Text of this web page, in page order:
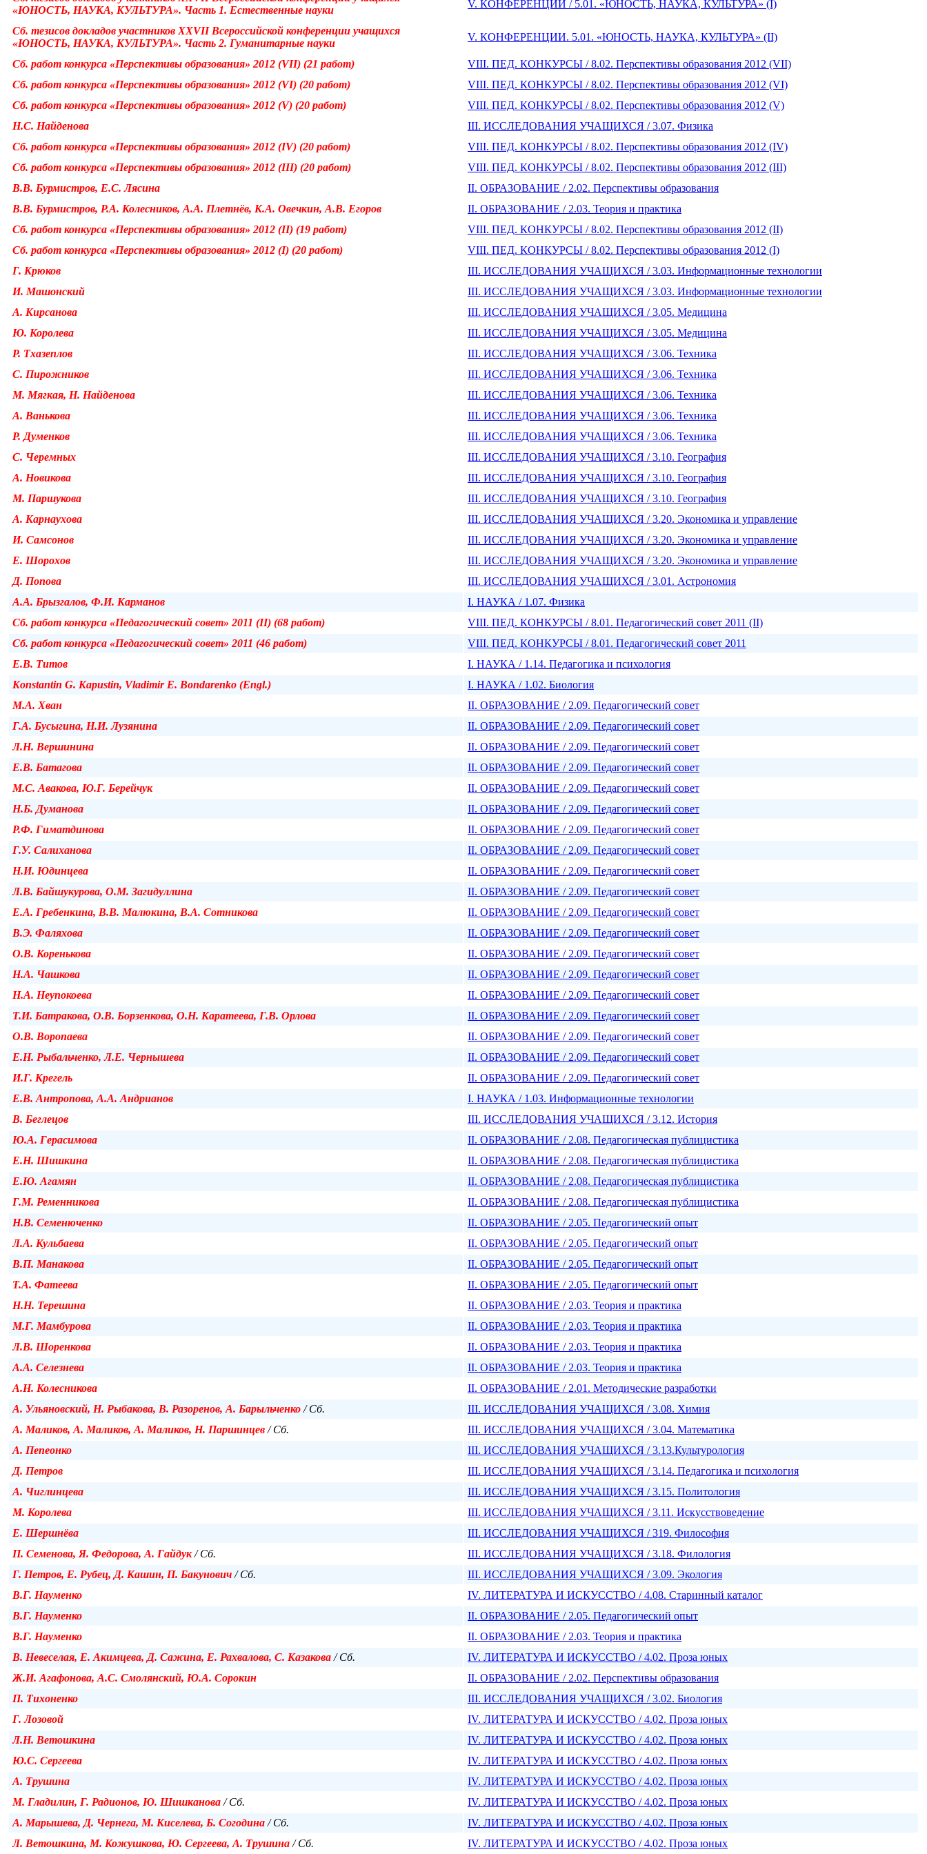
«ЮНОСТЬ, НАУКА, КУЛЬТУРА». Часть 1. Естественные науки
V. КОНФЕРЕНЦИИ / 5.01. «ЮНОСТЬ, НАУКА, КУЛЬТУРА» (I)
Сб. тезисов докладов участников XXVII Всероссийской конференции учащихся
«ЮНОСТЬ, НАУКА, КУЛЬТУРА». Часть 2. Гуманитарные науки
V. КОНФЕРЕНЦИИ. 5.01. «ЮНОСТЬ, НАУКА, КУЛЬТУРА» (II)
Сб. работ конкурса «Перспективы образования» 2012 (VII) (21 работ)
VIII. ПЕД. КОНКУРСЫ / 8.02. Перспективы образования 2012 (VII)
Сб. работ конкурса «Перспективы образования» 2012 (VI) (20 работ)
VIII. ПЕД. КОНКУРСЫ / 8.02. Перспективы образования 2012 (VI)
Сб. работ конкурса «Перспективы образования» 2012 (V) (20 работ)
VIII. ПЕД. КОНКУРСЫ / 8.02. Перспективы образования 2012 (V)
Н.С. Найденова
III. ИССЛЕДОВАНИЯ УЧАЩИХСЯ / 3.07. Физика
Сб. работ конкурса «Перспективы образования» 2012 (IV) (20 работ)
VIII. ПЕД. КОНКУРСЫ / 8.02. Перспективы образования 2012 (IV)
Сб. работ конкурса «Перспективы образования» 2012 (III) (20 работ)
VIII. ПЕД. КОНКУРСЫ / 8.02. Перспективы образования 2012 (III)
В.В. Бурмистров, Е.С. Лясина
II. ОБРАЗОВАНИЕ / 2.02. Перспективы образования
В.В. Бурмистров, Р.А. Колесников, А.А. Плетнёв, К.А. Овечкин, А.В. Егоров
II. ОБРАЗОВАНИЕ / 2.03. Теория и практика
Сб. работ конкурса «Перспективы образования» 2012 (II) (19 работ)
VIII. ПЕД. КОНКУРСЫ / 8.02. Перспективы образования 2012 (II)
Сб. работ конкурса «Перспективы образования» 2012 (I) (20 работ)
VIII. ПЕД. КОНКУРСЫ / 8.02. Перспективы образования 2012 (I)
Г. Крюков
III. ИССЛЕДОВАНИЯ УЧАЩИХСЯ / 3.03. Информационные технологии
И. Машонский
III. ИССЛЕДОВАНИЯ УЧАЩИХСЯ / 3.03. Информационные технологии
А. Кирсанова
III. ИССЛЕДОВАНИЯ УЧАЩИХСЯ / 3.05. Медицина
Ю. Королева
III. ИССЛЕДОВАНИЯ УЧАЩИХСЯ / 3.05. Медицина
Р. Тхазеплов
III. ИССЛЕДОВАНИЯ УЧАЩИХСЯ / 3.06. Техника
С. Пирожников
III. ИССЛЕДОВАНИЯ УЧАЩИХСЯ / 3.06. Техника
М. Мягкая, Н. Найденова
III. ИССЛЕДОВАНИЯ УЧАЩИХСЯ / 3.06. Техника
А. Ванькова
III. ИССЛЕДОВАНИЯ УЧАЩИХСЯ / 3.06. Техника
Р. Думенков
III. ИССЛЕДОВАНИЯ УЧАЩИХСЯ / 3.06. Техника
С. Черемных
III. ИССЛЕДОВАНИЯ УЧАЩИХСЯ / 3.10. География
А. Новикова
III. ИССЛЕДОВАНИЯ УЧАЩИХСЯ / 3.10. География
М. Паршукова
III. ИССЛЕДОВАНИЯ УЧАЩИХСЯ / 3.10. География
А. Карнаухова
III. ИССЛЕДОВАНИЯ УЧАЩИХСЯ / 3.20. Экономика и управление
И. Самсонов
III. ИССЛЕДОВАНИЯ УЧАЩИХСЯ / 3.20. Экономика и управление
Е. Шорохов
III. ИССЛЕДОВАНИЯ УЧАЩИХСЯ / 3.20. Экономика и управление
Д. Попова
III. ИССЛЕДОВАНИЯ УЧАЩИХСЯ / 3.01. Астрономия
А.А. Брызгалов, Ф.И. Карманов
I. НАУКА / 1.07. Физика
Сб. работ конкурса «Педагогический совет» 2011 (II) (68 работ)
VIII. ПЕД. КОНКУРСЫ / 8.01. Педагогический совет 2011 (II)
Сб. работ конкурса «Педагогический совет» 2011 (46 работ)
VIII. ПЕД. КОНКУРСЫ / 8.01. Педагогический совет 2011
Е.В. Титов
I. НАУКА / 1.14. Педагогика и психология
Konstantin G. Kapustin, Vladimir E. Bondarenko (Engl.)
I. НАУКА / 1.02. Биология
М.А. Хван
II. ОБРАЗОВАНИЕ / 2.09. Педагогический совет
Г.А. Бусыгина, Н.И. Лузянина
II. ОБРАЗОВАНИЕ / 2.09. Педагогический совет
Л.Н. Вершинина
II. ОБРАЗОВАНИЕ / 2.09. Педагогический совет
Е.В. Батагова
II. ОБРАЗОВАНИЕ / 2.09. Педагогический совет
М.С. Авакова, Ю.Г. Берейчук
II. ОБРАЗОВАНИЕ / 2.09. Педагогический совет
Н.Б. Думанова
II. ОБРАЗОВАНИЕ / 2.09. Педагогический совет
Р.Ф. Гиматдинова
II. ОБРАЗОВАНИЕ / 2.09. Педагогический совет
Г.У. Салиханова
II. ОБРАЗОВАНИЕ / 2.09. Педагогический совет
Н.И. Юдинцева
II. ОБРАЗОВАНИЕ / 2.09. Педагогический совет
Л.В. Байшукурова, О.М. Загидуллина
II. ОБРАЗОВАНИЕ / 2.09. Педагогический совет
Е.А. Гребенкина, В.В. Малюкина, В.А. Сотникова
II. ОБРАЗОВАНИЕ / 2.09. Педагогический совет
В.Э. Фаляхова
II. ОБРАЗОВАНИЕ / 2.09. Педагогический совет
О.В. Коренькова
II. ОБРАЗОВАНИЕ / 2.09. Педагогический совет
Н.А. Чашкова
II. ОБРАЗОВАНИЕ / 2.09. Педагогический совет
Н.А. Неупокоева
II. ОБРАЗОВАНИЕ / 2.09. Педагогический совет
Т.И. Батракова, О.В. Борзенкова, О.Н. Каратеева, Г.В. Орлова
II. ОБРАЗОВАНИЕ / 2.09. Педагогический совет
О.В. Воропаева
II. ОБРАЗОВАНИЕ / 2.09. Педагогический совет
Е.Н. Рыбальченко, Л.Е. Чернышева
II. ОБРАЗОВАНИЕ / 2.09. Педагогический совет
И.Г. Крегель
II. ОБРАЗОВАНИЕ / 2.09. Педагогический совет
Е.В. Антропова, А.А. Андрианов
I. НАУКА / 1.03. Информационные технологии
В. Беглецов
III. ИССЛЕДОВАНИЯ УЧАЩИХСЯ / 3.12. История
Ю.А. Герасимова
II. ОБРАЗОВАНИЕ / 2.08. Педагогическая публицистика
Е.Н. Шишкина
II. ОБРАЗОВАНИЕ / 2.08. Педагогическая публицистика
Е.Ю. Агамян
II. ОБРАЗОВАНИЕ / 2.08. Педагогическая публицистика
Г.М. Ременникова
II. ОБРАЗОВАНИЕ / 2.08. Педагогическая публицистика
Н.В. Семенюченко
II. ОБРАЗОВАНИЕ / 2.05. Педагогический опыт
Л.А. Кульбаева
II. ОБРАЗОВАНИЕ / 2.05. Педагогический опыт
В.П. Манакова
II. ОБРАЗОВАНИЕ / 2.05. Педагогический опыт
Т.А. Фатеева
II. ОБРАЗОВАНИЕ / 2.05. Педагогический опыт
Н.Н. Терешина
II. ОБРАЗОВАНИЕ / 2.03. Теория и практика
М.Г. Мамбурова
II. ОБРАЗОВАНИЕ / 2.03. Теория и практика
Л.В. Шоренкова
II. ОБРАЗОВАНИЕ / 2.03. Теория и практика
А.А. Селезнева
II. ОБРАЗОВАНИЕ / 2.03. Теория и практика
А.Н. Колесникова
II. ОБРАЗОВАНИЕ / 2.01. Методические разработки
А. Ульяновский, Н. Рыбакова, В. Разоренов, А. Барыльченко / Сб.
III. ИССЛЕДОВАНИЯ УЧАЩИХСЯ / 3.08. Химия
А. Маликов, А. Маликов, А. Маликов, Н. Паршинцев / Сб.
III. ИССЛЕДОВАНИЯ УЧАЩИХСЯ / 3.04. Математика
А. Пепеонко
III. ИССЛЕДОВАНИЯ УЧАЩИХСЯ / 3.13.Культурология
Д. Петров
III. ИССЛЕДОВАНИЯ УЧАЩИХСЯ / 3.14. Педагогика и психология
А. Чиглинцева
III. ИССЛЕДОВАНИЯ УЧАЩИХСЯ / 3.15. Политология
М. Королева
III. ИССЛЕДОВАНИЯ УЧАЩИХСЯ / 3.11. Искусствоведение
Е. Шершнёва
III. ИССЛЕДОВАНИЯ УЧАЩИХСЯ / 319. Философия
П. Семенова, Я. Федорова, А. Гайдук/ Сб.
III. ИССЛЕДОВАНИЯ УЧАЩИХСЯ / 3.18. Филология
Г. Петров, Е. Рубец, Д. Кашин, П. Бакунович / Сб.
III. ИССЛЕДОВАНИЯ УЧАЩИХСЯ / 3.09. Экология
В.Г. Науменко
IV. ЛИТЕРАТУРА И ИСКУССТВО / 4.08. Старинный каталог
В.Г. Науменко
II. ОБРАЗОВАНИЕ / 2.05. Педагогический опыт
В.Г. Науменко
II. ОБРАЗОВАНИЕ / 2.03. Теория и практика
В. Невеселая, Е. Акимцева, Д. Сажина, Е. Рахвалова, С. Казакова / Сб.
IV. ЛИТЕРАТУРА И ИСКУССТВО / 4.02. Проза юных
Ж.И. Агафонова, А.С. Смолянский, Ю.А. Сорокин
II. ОБРАЗОВАНИЕ / 2.02. Перспективы образования
П. Тихоненко
III. ИССЛЕДОВАНИЯ УЧАЩИХСЯ / 3.02. Биология
Г. Лозовой
IV. ЛИТЕРАТУРА И ИСКУССТВО / 4.02. Проза юных
Л.Н. Ветошкина
IV. ЛИТЕРАТУРА И ИСКУССТВО / 4.02. Проза юных
Ю.С. Сергеева
IV. ЛИТЕРАТУРА И ИСКУССТВО / 4.02. Проза юных
А. Трушина
IV. ЛИТЕРАТУРА И ИСКУССТВО / 4.02. Проза юных
М. Гладилин, Г. Радионов, Ю. Шишканова/ Сб.
IV. ЛИТЕРАТУРА И ИСКУССТВО / 4.02. Проза юных
А. Марышева, Д. Чернега, М. Киселева, Б. Согодина / Сб.
IV. ЛИТЕРАТУРА И ИСКУССТВО / 4.02. Проза юных
Л. Ветошкина, М. Кожушкова, Ю. Сергеева, А. Трушина/ Сб. IV. ЛИТЕРАТУРА И ИСКУССТВО / 4.02. Проза юных